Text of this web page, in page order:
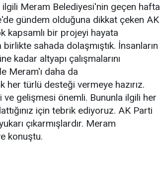
Meram Belediyesi'nin geçen hafta
gündem olduğuna dikkat çeken AK
kapsamlı bir projeyi hayata
sahada dolaşmıştık. İnsanların
kadar altyapı çalışmalarını
Meram'ı daha da
türlü desteği vermeye hazırız.
gelişmesi önemli. Bununla ilgili her
için tebrik ediyoruz. AK Parti
çıkarmışlardır. Meram
konuştu.